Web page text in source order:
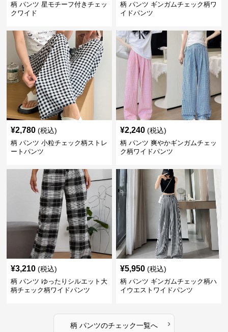
柄 パンツ 星モチーフ付きチェッ
クワイド
柄 パンツ ギンガムチェック柄ワ
イドパンツ
¥2,780 (税込)
柄 パンツ 小粒チェック柄ストレ
ートパンツ
¥2,240 (税込)
柄 パンツ 爽やかギンガムチェッ
ク柄ワイドパンツ
¥3,210 (税込)
柄 パンツ ゆったりシルエット大
柄チェック柄ワイドパンツ
¥5,950 (税込)
柄 パンツ ギンガムチェック柄ハ
イウエストワイドパンツ
柄 パンツのチェック一覧へ ›